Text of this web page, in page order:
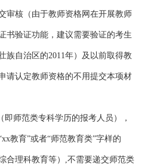
审核（由于教师资格网在开展教师
书验证功能，建议需要验证的考生
族自治区的2011年）及以前取得教
请认定教师资格的不用提交本项材
师范类专科学历的报考人员），
教育”或者“师范教育类”字样的
合理科教育等）,不需要递交师范类